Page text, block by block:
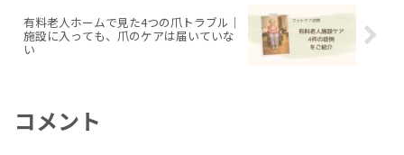
有料老人ホームで見た4つの爪トラブル｜
施設に入っても、爪のケアは届いていな
い
コメント